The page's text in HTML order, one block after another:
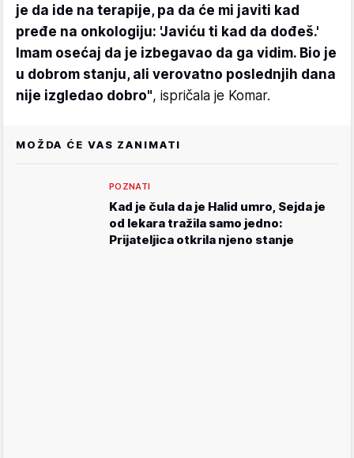
je da ide na terapije, pa da će mi javiti kad
pređe na onkologiju: 'Javiću ti kad da dođeš.'
Imam osećaj da je izbegavao da ga vidim. Bio je
u dobrom stanju, ali verovatno poslednjih dana
nije izgledao dobro", ispričala je Komar.
MOŽDA ĆE VAS ZANIMATI
POZNATI
Kad je čula da je Halid umro, Sejda je
od lekara tražila samo jedno:
Prijateljica otkrila njeno stanje